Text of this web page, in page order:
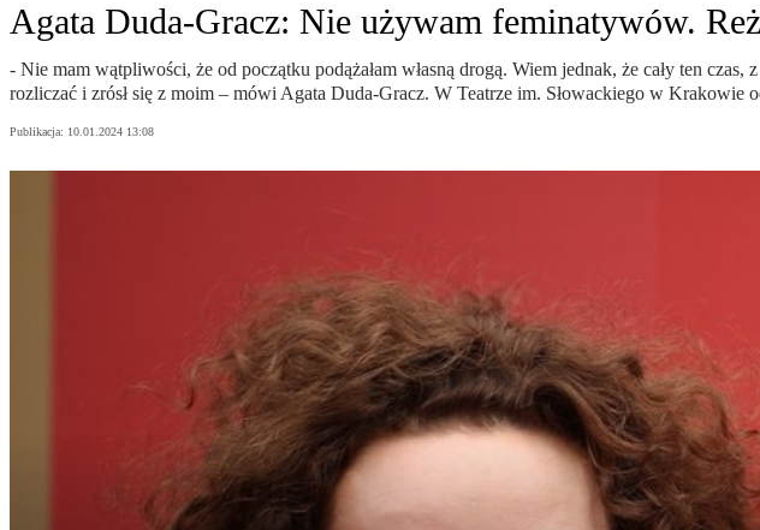
Agata Duda-Gracz: Nie używam feminatywów.
- Nie mam wątpliwości, że od początku podążałam własną drogą. Wiem jednak, że cały ten
rozliczać i zrósł się z moim – mówi Agata Duda-Gracz. W Teatrze im. Słowackiego w Krakowie
Publikacja: 10.01.2024 13:08